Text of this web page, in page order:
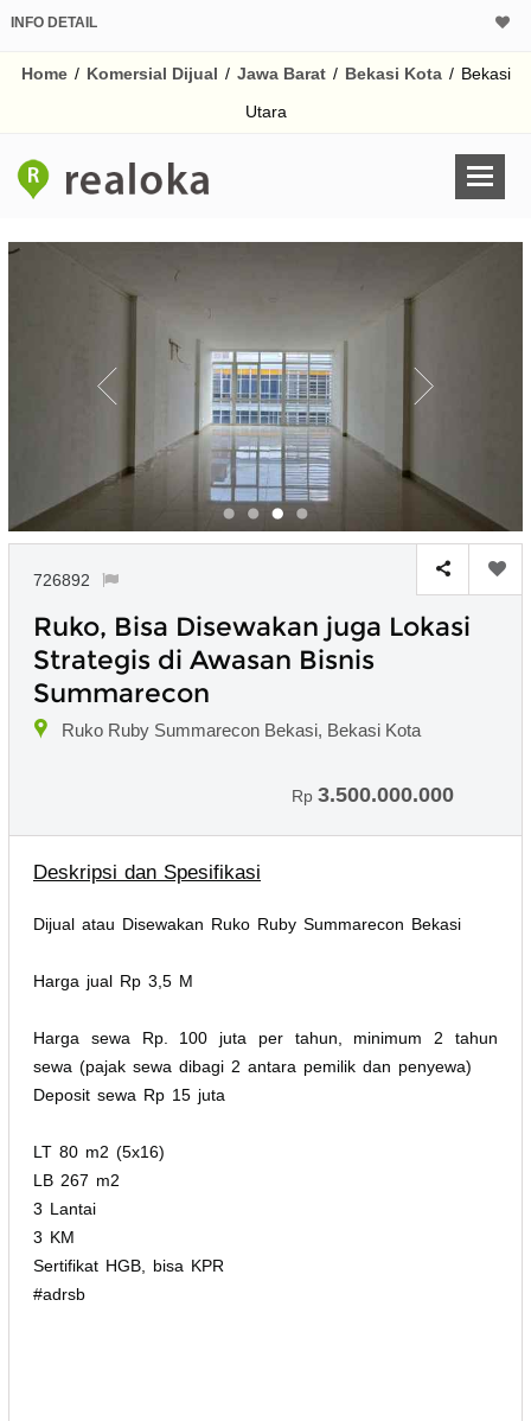
INFO DETAIL
Home / Komersial Dijual / Jawa Barat / Bekasi Kota / Bekasi
Utara
726892
Ruko, Bisa Disewakan juga Lokasi
Strategis di Awasan Bisnis
Summarecon
Ruko Ruby Summarecon Bekasi, Bekasi Kota
Rp 3.500.000.000
Deskripsi dan Spesifikasi
Dijual atau Disewakan Ruko Ruby Summarecon Bekasi
Harga jual Rp 3,5 M
Harga sewa Rp. 100 juta per tahun, minimum 2 tahun
sewa (pajak sewa dibagi 2 antara pemilik dan penyewa)
Deposit sewa Rp 15 juta
LT 80 m2 (5x16)
LB 267 m2
3 Lantai
3 KM
Sertifikat HGB, bisa KPR
#adrsb
Harga Rp
% /th
pada kotak-